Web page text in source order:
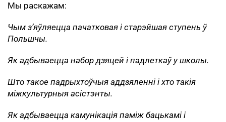
Мы раскажам:
Чым з’яўляецца пачатковая і старэйшая ступень ў
Польшчы.
Як адбываецца набор дзяцей і падлеткаў у школы.
Што такое падрыхтоўчыя аддзяленні і хто такія
міжкультурныя асістэнты.
Як адбываецца камунікація паміж бацькамі і